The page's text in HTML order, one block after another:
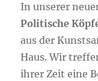
In unserer
Politische
aus der
Haus. Wir
ihrer Zeit eine